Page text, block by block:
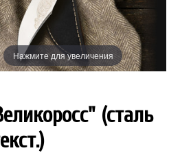
Нажмите для увеличения
(сталь